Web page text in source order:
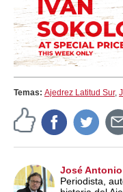
Temas: Ajedrez Latitud Sur,
José
Periodista,